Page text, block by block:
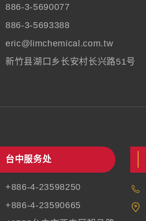
886-3-5690077
886-3-5693388
eric@limchemical.com.tw
新竹县湖口乡长安村长兴路51号
台中服务处
+886-4-23598250
+886-4-23590665